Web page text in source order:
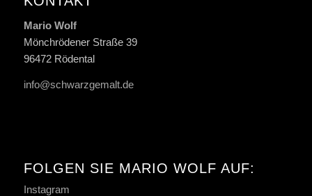
Mario Wolf
Mönchrödener Straße 39
96472 Rödental
info@schwarzgemalt.de
FOLGEN SIE MARIO WOLF AUF:
Instagram